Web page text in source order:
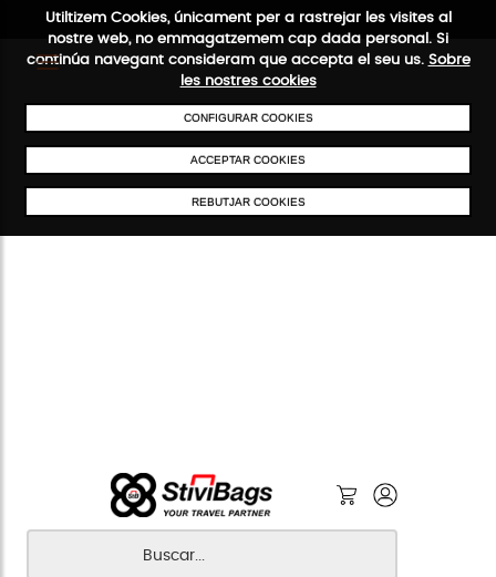
Utiltizem Cookies, únicament per a rastrejar les visites al
nostre web, no emmagatzemem cap dada personal. Si
continúa navegant consideram que accepta el seu us. Sobre
les nostres cookies
CONFIGURAR COOKIES
ACCEPTAR COOKIES
REBUTJAR COOKIES
ENVIAMENTS GRATUÏTS A PARTIR DE 50 €